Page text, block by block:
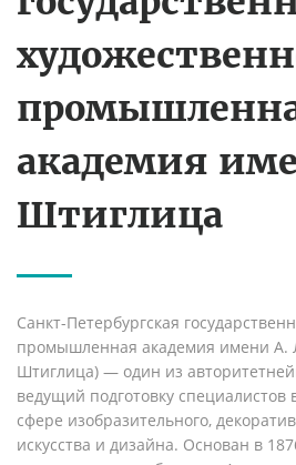
академия
Штиглица
Санкт-Петербургская
промышленная академия имени А.
Штиглица) — один из
ведущий подготовку специалистов
сфере изобразительного,
искусства и дизайна. Основан в